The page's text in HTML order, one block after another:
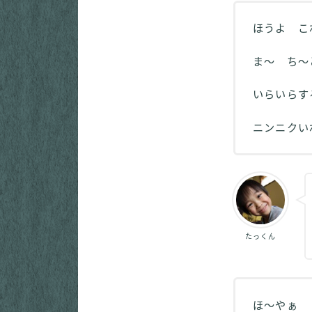
ほうよ
ま～ ち
いらいら
ニンニク
たっくん
ほ～やぁ